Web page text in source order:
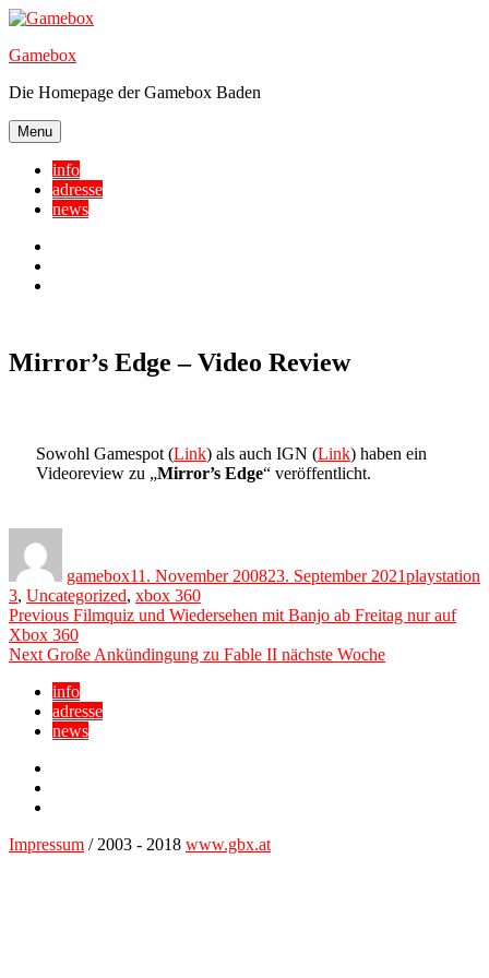
Skip
content
Gamebox
Die Homepage der Gamebox Baden
Menu
info
adresse
news
Mirror’s Edge – Video Review
Sowohl Gamespot (Link) als auch IGN (Link) haben ein
Videoreview zu „Mirror’s Edge“ veröffentlicht.
gamebox11. November 200823. September 2021playstation
3, Uncategorized, xbox 360
Beitragsnavigation
Previous Previous
post:
Filmquiz und Wiedersehen mit Banjo ab Freitag nur auf
Xbox 360
Next Next
Große Ankündingung zu Fable II nächste Woche
info
adresse
news
Impressum / 2003 - 2018 www.gbx.at